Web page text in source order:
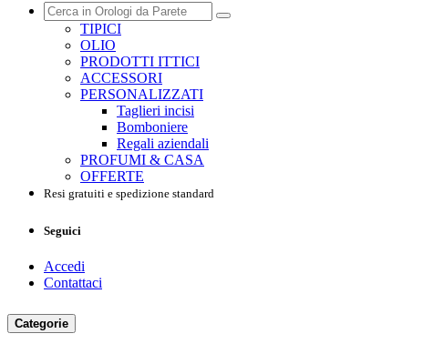
TIPICI
OLIO
PRODOTTI ITTICI
ACCESSORI
PERSONALIZZATI
Taglieri incisi
Bomboniere
Regali aziendali
PROFUMI & CASA
OFFERTE
Resi gratuiti e spedizione standard
Seguici
Accedi
Contattaci
Categorie